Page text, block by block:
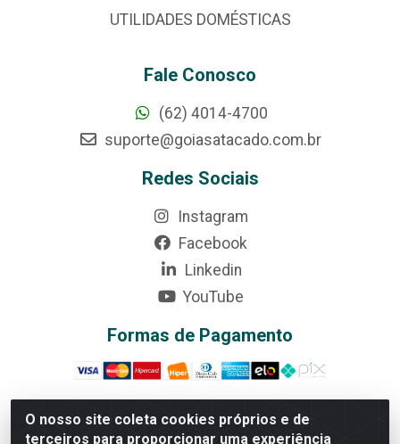
O nosso site coleta cookies próprios e de
terceiros para proporcionar uma experiência
UTILIDADES DOMÉSTICAS
Fale Conosco
(62) 4014-4700
suporte@goiasatacado.com.br
Redes Sociais
Instagram
Facebook
Linkedin
YouTube
Formas de Pagamento
Rede Brasil - Avenida Universitária, nº 3860, Jardim das